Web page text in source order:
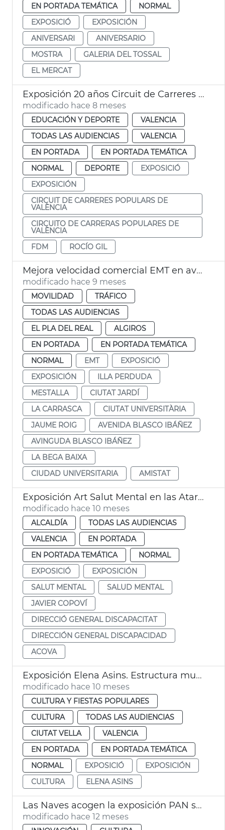
EN PORTADA TEMÁTICA
NORMAL
EXPOSICIÓ
EXPOSICIÓN
ANIVERSARI
ANIVERSARIO
MOSTRA
GALERIA DEL TOSSAL
EL MERCAT
Exposición 20 años Circuit de Carreres Caixa Popular Ciutat de València
modificado hace 8 meses
EDUCACIÓN Y DEPORTE
VALENCIA
TODAS LAS AUDIENCIAS
VALENCIA
EN PORTADA
EN PORTADA TEMÁTICA
NORMAL
DEPORTE
EXPOSICIÓ
EXPOSICIÓN
CIRCUIT DE CARRERES POPULARS DE
VALÈNCIA
CIRCUITO DE CARRERAS POPULARES DE
VALÈNCIA
FDM
ROCÍO GIL
Mejora velocidad comercial EMT en avenida Blasco IBÁÑEZ València
modificado hace 9 meses
MOVILIDAD
TRÁFICO
TODAS LAS AUDIENCIAS
EL PLA DEL REAL
ALGIROS
EN PORTADA
EN PORTADA TEMÁTICA
NORMAL
EMT
EXPOSICIÓ
EXPOSICIÓN
ILLA PERDUDA
MESTALLA
CIUTAT JARDÍ
LA CARRASCA
CIUTAT UNIVERSITÀRIA
JAUME ROIG
AVENIDA BLASCO IBÁÑEZ
AVINGUDA BLASCO IBÁÑEZ
LA BEGA BAIXA
CIUDAD UNIVERSITARIA
AMISTAT
Exposición Art Salut Mental en las Atarazanas
modificado hace 10 meses
ALCALDÍA
TODAS LAS AUDIENCIAS
VALENCIA
EN PORTADA
EN PORTADA TEMÁTICA
NORMAL
EXPOSICIÓ
EXPOSICIÓN
SALUT MENTAL
SALUD MENTAL
JAVIER COPOVÍ
DIRECCIÓ GENERAL DISCAPACITAT
DIRECCIÓN GENERAL DISCAPACIDAD
ACOVA
Exposición Elena Asins. Estructura musical. Museu de la Ciutat de València
modificado hace 10 meses
CULTURA Y FIESTAS POPULARES
CULTURA
TODAS LAS AUDIENCIAS
CIUTAT VELLA
VALENCIA
EN PORTADA
EN PORTADA TEMÁTICA
NORMAL
EXPOSICIÓ
EXPOSICIÓN
CULTURA
ELENA ASINS
Las Naves acogen la exposición PAN sobre alimentación infantil
modificado hace 12 meses